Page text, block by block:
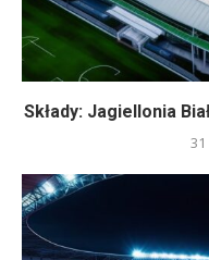
Składy: Jagiellonia